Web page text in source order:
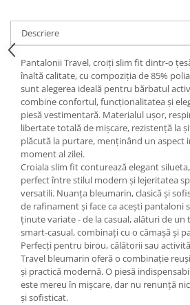
Descriere
Pantalonii Travel, croiți slim fit dintr-o
înaltă calitate, cu compoziția de 85%
sunt alegerea ideală pentru bărbatul
combine confortul, funcționalitatea și
piesă vestimentară. Materialul ușor,
libertate totală de mișcare, rezistență la
plăcută la purtare, menținând un aspect
moment al zilei.
Croiala slim fit conturează elegant
perfect între stilul modern și lejeritatea
versatili. Nuanța bleumarin, clasică și
de rafinament și face ca acești pantaloni
ținute variate - de la casual, alături de un
smart-casual, combinați cu o cămașă și
Perfecți pentru birou, călătorii sau
Travel bleumarin oferă o combinație
și practică modernă. O piesă
este mereu în mișcare, dar nu renunță
și sofisticat.